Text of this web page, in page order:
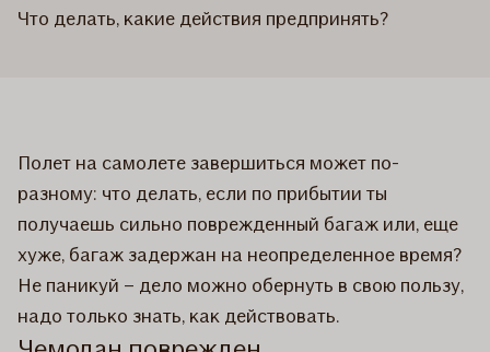
Что делать, какие действия предпринять?
Полет на самолете завершиться может по-
разному: что делать, если по прибытии ты
получаешь сильно поврежденный багаж или, еще
хуже, багаж задержан на неопределенное время?
Не паникуй – дело можно обернуть в свою пользу,
надо только знать, как действовать.